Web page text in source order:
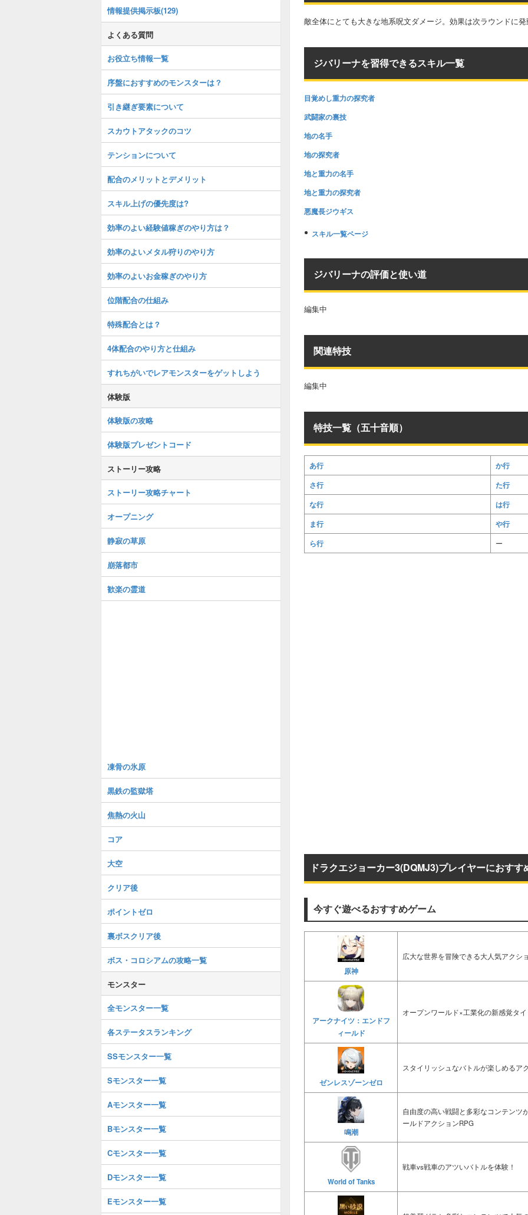
敵全体にとても大きな地系呪文ダメージ。効果は次ラウンドに
ジバリーナを習得できるスキル一覧
目覚めし重力の探究者
武闘家の裏技
地の名手
地の探究者
地と重力の名手
地と重力の探究者
悪魔長ジウギス
スキル一覧ページ
ジバリーナの評価と使い道
編集中
関連特技
編集中
特技一覧（五十音順）
あ行
か行
さ行
た行
な行
は行
ま行
や行
ら行
ー
ドラクエジョーカー3(DQMJ3)プレイヤーにおすす
今すぐ遊べるおすすめゲーム
原神
広大な世界を冒険できる大人気アクシ
アークナイツ：エンドフ
ィールド
オープンワールド×工業化の新感覚タ
ゼンレスゾーンゼロ
スタイリッシュなバトルが楽しめるア
鳴潮
自由度の高い戦闘と多彩なコンテンツ
ールドアクションRPG
World of Tanks
戦車vs戦車のアツいバトルを体験！
情報提供掲示板(129)
よくある質問
お役立ち情報一覧
序盤におすすめのモンスターは？
引き継ぎ要素について
スカウトアタックのコツ
テンションについて
配合のメリットとデメリット
スキル上げの優先度は?
効率のよい経験値稼ぎのやり方は？
効率のよいメタル狩りのやり方
効率のよいお金稼ぎのやり方
位階配合の仕組み
特殊配合とは？
4体配合のやり方と仕組み
すれちがいでレアモンスターをゲットしよう
体験版
体験版の攻略
体験版プレゼントコード
ストーリー攻略
ストーリー攻略チャート
オープニング
静寂の草原
崩落都市
歓楽の霊道
凍骨の氷原
黒鉄の監獄塔
焦熱の火山
コア
大空
クリア後
ポイントゼロ
裏ボスクリア後
ボス・コロシアムの攻略一覧
モンスター
全モンスター一覧
各ステータスランキング
SSモンスター一覧
Sモンスター一覧
Aモンスター一覧
Bモンスター一覧
Cモンスター一覧
Dモンスター一覧
Eモンスター一覧